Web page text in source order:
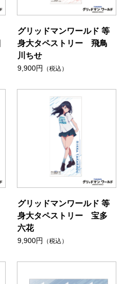
グリッドマンワールド 等
身大タペストリー 飛鳥
川ちせ
9,900円 （税込）
グリッドマンワールド 等
身大タペストリー 宝多
六花
9,900円 （税込）